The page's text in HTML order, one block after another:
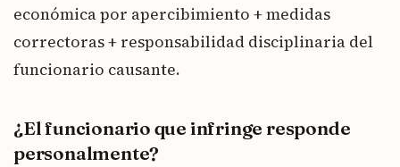
económica por apercibimiento + medidas
correctoras + responsabilidad disciplinaria del
funcionario causante.
¿El funcionario que infringe responde
personalmente?